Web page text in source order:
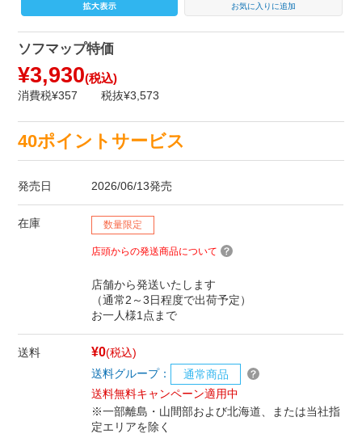
お気に入りに追加
ソフマップ特価
¥3,930(税込)
消費税¥357 税抜¥3,573
40ポイントサービス
発売日 2026/06/13発売
在庫 数量限定
店頭からの発送商品について
店舗から発送いたします
（通常2～3日程度で出荷予定）
お一人様1点まで
送料 ¥0(税込)
送料グループ：
通常商品
送料無料キャンペーン適用中
※一部離島・山間部および北海道、または当社指
定エリアを除く